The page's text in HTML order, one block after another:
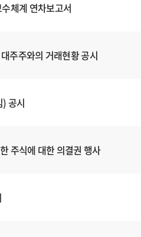
체계 연차보고서
주주와의 거래현황 공시
공시
주식에 대한 의결권 행사